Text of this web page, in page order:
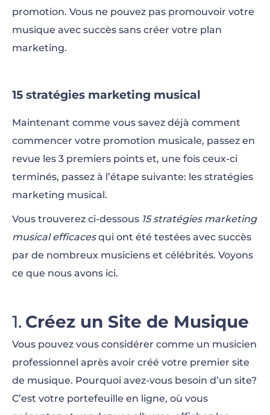
promotion. Vous ne pouvez pas promouvoir votre
musique avec succès sans créer votre plan
marketing.
15 stratégies marketing musical
Maintenant comme vous savez déjà comment
commencer votre promotion musicale, passez en
revue les 3 premiers points et, une fois ceux-ci
terminés, passez à l’étape suivante: les stratégies
marketing musical.
Vous trouverez ci-dessous 15 stratégies marketing
musical efficacesqui ont été testées avec succès
par de nombreux musiciens et célébrités. Voyons
ce que nous avons ici.
Créez un Site de Musique
Vous pouvez vous considérer comme un musicien
professionnel après avoir créé votre premier site
de musique. Pourquoi avez-vous besoin d’un site?
C’est votre portefeuille en ligne, où vous